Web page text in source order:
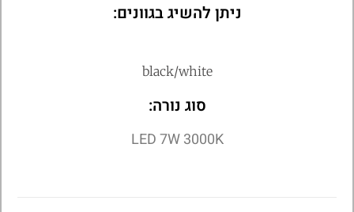
ניתן להשיג בגוונים:
black/white
סוג נורה:
LED 7W 3000K